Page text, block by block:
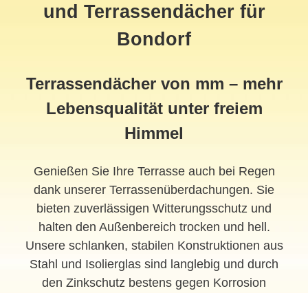
und Terrassendächer für
Bondorf
Terrassendächer von mm – mehr
Lebensqualität unter freiem
Himmel
Genießen Sie Ihre Terrasse auch bei Regen
dank unserer Terrassenüberdachungen. Sie
bieten zuverlässigen Witterungsschutz und
halten den Außenbereich trocken und hell.
Unsere schlanken, stabilen Konstruktionen aus
Stahl und Isolierglas sind langlebig und durch
den Zinkschutz bestens gegen Korrosion